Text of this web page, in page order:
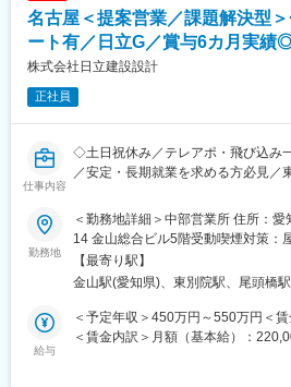
■同社の魅力・特徴：
◇JASDAQ上場のヒビノ（株）グル
分野にてパイオニアであり、業界で
技術が大きく関わっています。。
■中途入社者者の声（魅力ポイント
◇日立Gの福利厚生◎
水曜日ノー残業デー、プレミアムフ
間15日の取得を目指し、現在全社平
◇規則や制度面が同等規模の設計事
会社自体で社員が健康に働ける環境
規制含む）を考えられていたり長期
◇ボトムアップの風土あり
裁量の広さや、手を挙げれば現場主
名古屋＜提案営業／課題解決型
ート有／日立G／賞与6カ月実績
株式会社日立建設設計
正社員
仕事内容
◇土日祝休み／テレアポ・飛び込み
／安定・長期就業を求める方必見／
ス・有給取得平均14.8日／平均勤続
成長企業～
■業務内容：
建築受注営業として、建築・FM・
せ、
企画・計画・設計などの経験豊富な
勤務地
＜勤務地詳細＞中部営業所 住所：
14 金山総合ビル5階受動喫煙対策：
【最寄り駅】
金山駅(愛知県)、東別院駅、尾頭橋駅
給与
＜予定年収＞450万円～550万円＜
＜賃金内訳＞月額（基本給）：